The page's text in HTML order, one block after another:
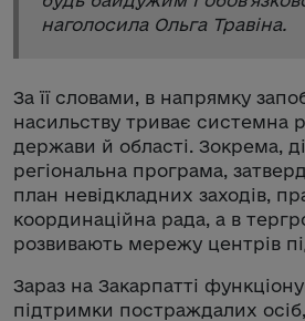
наголосила Ольга Травіна.
За її словами, в напрямку
насильству триває системна
держави й області. Зокрема,
регіональна програма,
план невідкладних заходів,
координаційна рада, а в
розвивають мережу центрів
Зараз на Закарпатті
підтримки постраждалих